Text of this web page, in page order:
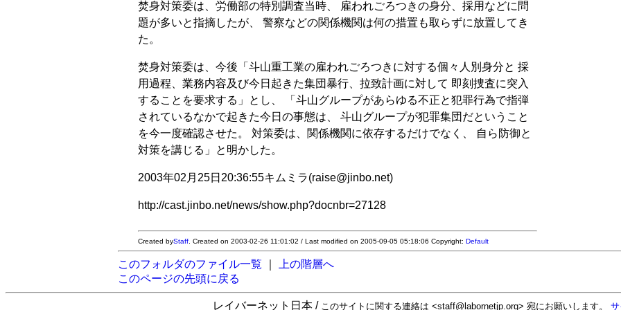
焚身対策委は、労働部の特別調査当時、 雇われごろつきの身分、採用などに問
題が多いと指摘したが、 警察などの関係機関は何の措置も取らずに放置してき
た。
焚身対策委は、今後「斗山重工業の雇われごろつきに対する個々人別身分と 採
用過程、業務内容及び今日起きた集団暴行、拉致計画に対して 即刻捜査に突入
することを要求する」とし、 「斗山グループがあらゆる不正と犯罪行為で指弾
されているなかで起きた今日の事態は、 斗山グループが犯罪集団だということ
を今一度確認させた。 対策委は、関係機関に依存するだけでなく、 自ら防御と
対策を講じる」と明かした。
2003年02月25日20:36:55キムミラ(raise@jinbo.net)
http://cast.jinbo.net/news/show.php?docnbr=27128
Created byStaff . Created on 2003-02-26 11:01:02 / Last modified on 2005-09-05 05:18:06 Copyright:Default
このフォルダのファイル一覧
上の階層へ
このページの先頭に戻る
レイバーネット日本 / このサイトに関する連絡は <staff@labornetjp.org> 宛にお願いします。